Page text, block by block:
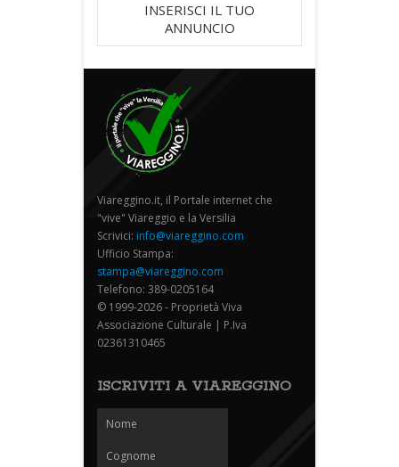
INSERISCI IL TUO
ANNUNCIO
Viareggino.it, il Portale internet che
"vive" Viareggio e la Versilia
Scrivici: info@viareggino.com
Ufficio Stampa:
stampa@viareggino.com
Telefono: 389-0205164
© 1999-2026 - Proprietà Viva
Associazione Culturale | P.Iva
02361310465
ISCRIVITI A VIAREGGINO